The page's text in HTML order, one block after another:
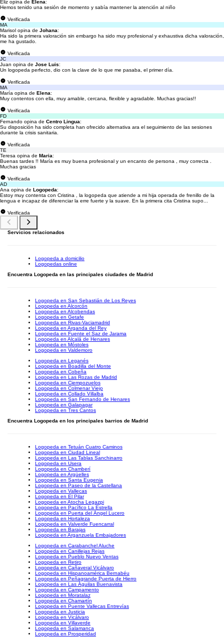
Eliz opina de Elena:
Hemos tenido una sesión de momento y sabía mantener la atención al niño
Verificada
MA
Marisol opina de Johana:
Ha sido la primera valoración sin embargo ha sido muy profesional y exhaustiva dicha valoración,
me ha gustado.
Verificada
JC
Juan opina de Jose Luis:
Un logopeda perfecto, dio con la clave de lo que me pasaba, el primer día.
Verificada
MA
María opina de Elena:
Muy contentos con ella, muy amable, cercana, flexible y agradable. Muchas gracias!!
Verificada
FD
Fernando opina de Centro Lingua:
Su disposición ha sido completa han ofrecido alternativa ara el seguimiento de las sesiones
durante la crisis sanitaria.
Verificada
TE
Teresa opina de Maria:
Buenas tardes !! María es muy buena profesional y un encanto de persona , muy correcta .
Muchas gracias
Verificada
AD
Ana opina de Logopeda:
Estoy muy contenta con Cristina , la logopeda que atiende a mi hija operada de frenillo de la
lengua e incapaz de diferenciar la erre fuerte y la suave. En la primera cita Cristina supo...
Verificada
Servicios relacionados
Logopeda a domicilio
Logopedas online
Encuentra Logopeda en las principales ciudades de Madrid
Logopeda en San Sebastián de Los Reyes
Logopeda en Alcorcón
Logopeda en Alcobendas
Logopeda en Getafe
Logopeda en Rivas-Vaciamadrid
Logopeda en Arganda del Rey
Logopeda en Fuente el Saz de Jarama
Logopeda en Alcalá de Henares
Logopeda en Móstoles
Logopeda en Valdemoro
Logopeda en Leganés
Logopeda en Boadilla del Monte
Logopeda en Cobeña
Logopeda en Las Rozas de Madrid
Logopeda en Ciempozuelos
Logopeda en Colmenar Viejo
Logopeda en Collado Villalba
Logopeda en San Fernando de Henares
Logopeda en Galapagar
Logopeda en Tres Cantos
Encuentra Logopeda en los principales barrios de Madrid
Logopeda en Tetuán Cuatro Caminos
Logopeda en Ciudad Lineal
Logopeda en Las Tablas Sanchinarro
Logopeda en Usera
Logopeda en Chamberí
Logopeda en Argüelles
Logopeda en Santa Eugenia
Logopeda en Paseo de la Castellana
Logopeda en Vallecas
Logopeda en El Pilar
Logopeda en Atocha Legazpi
Logopeda en Pacífico La Estrella
Logopeda en Puerta del Ángel Lucero
Logopeda en Hortaleza
Logopeda en Valverde Fuencarral
Logopeda en Barajas
Logopeda en Arganzuela Embajadores
Logopeda en Carabanchel Aluche
Logopeda en Canillejas Rejas
Logopeda en Pueblo Nuevo Ventas
Logopeda en Retiro
Logopeda en Cañaveral Vicálvaro
Logopeda en Hispanoamérica Bernabéu
Logopeda en Peñagrande Puerta de Hierro
Logopeda en Las Águilas Buenavista
Logopeda en Campamento
Logopeda en Moratalaz
Logopeda en Chamartín
Logopeda en Puente Vallecas Entrevías
Logopeda en Justicia
Logopeda en Vicálvaro
Logopeda en Villaverde
Logopeda en Salamanca
Logopeda en Prosperidad